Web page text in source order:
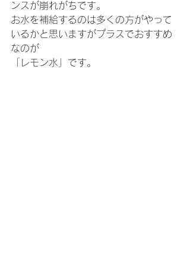
ンスが崩れがちです。
お水を補給するのは多くの方がやって
いるかと思いますがプラスでおすすめ
なのが
「レモン水」です。